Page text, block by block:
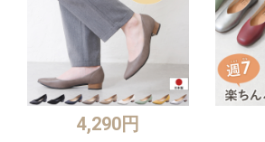
4,290円